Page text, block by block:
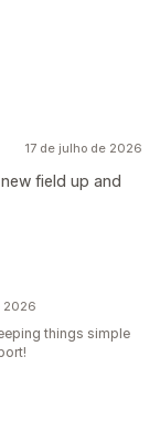
17 de julho de 2026
field up and
2026
things simple